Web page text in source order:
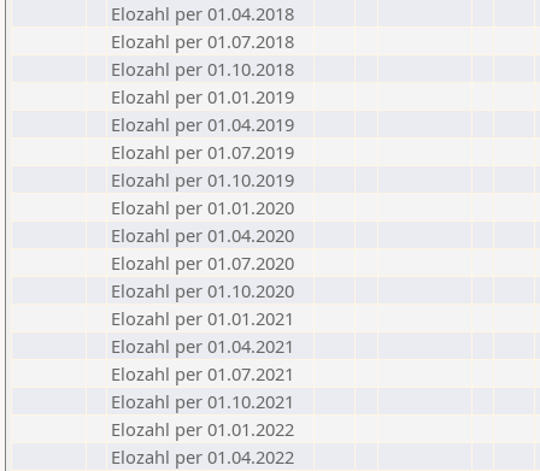
Elozahl per 01.04.2018
Elozahl per 01.07.2018
Elozahl per 01.10.2018
Elozahl per 01.01.2019
Elozahl per 01.04.2019
Elozahl per 01.07.2019
Elozahl per 01.10.2019
Elozahl per 01.01.2020
Elozahl per 01.04.2020
Elozahl per 01.07.2020
Elozahl per 01.10.2020
Elozahl per 01.01.2021
Elozahl per 01.04.2021
Elozahl per 01.07.2021
Elozahl per 01.10.2021
Elozahl per 01.01.2022
Elozahl per 01.04.2022